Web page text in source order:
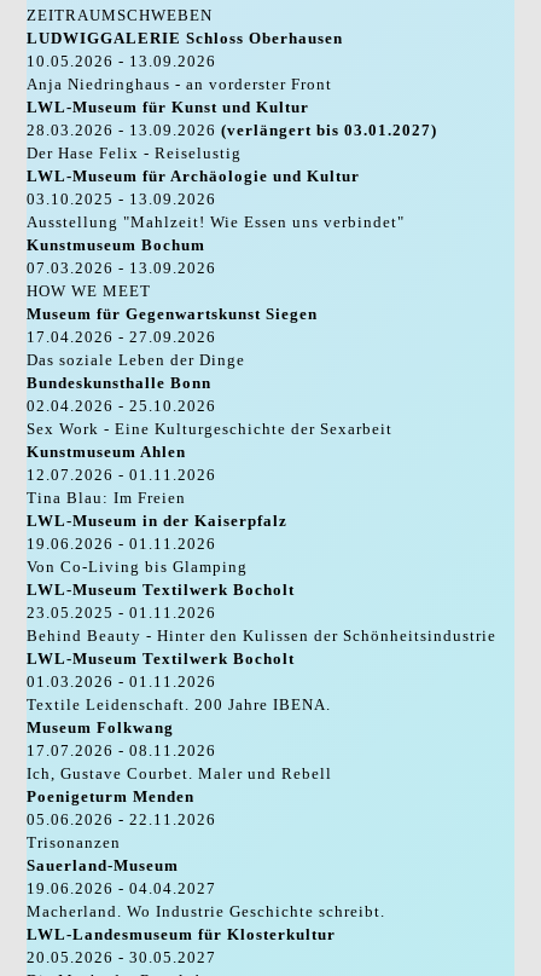
ZEITRAUMSCHWEBEN
LUDWIGGALERIE Schloss Oberhausen
10.05.2026 - 13.09.2026
Anja Niedringhaus - an vorderster Front
LWL-Museum für Kunst und Kultur
28.03.2026 - 13.09.2026(verlängert bis 03.01.2027)
Der Hase Felix - Reiselustig
LWL-Museum für Archäologie und Kultur
03.10.2025 - 13.09.2026
Ausstellung "Mahlzeit! Wie Essen uns verbindet"
Kunstmuseum Bochum
07.03.2026 - 13.09.2026
HOW WE MEET
Museum für Gegenwartskunst Siegen
17.04.2026 - 27.09.2026
Das soziale Leben der Dinge
Bundeskunsthalle Bonn
02.04.2026 - 25.10.2026
Sex Work - Eine Kulturgeschichte der Sexarbeit
Kunstmuseum Ahlen
12.07.2026 - 01.11.2026
Tina Blau: Im Freien
LWL-Museum in der Kaiserpfalz
19.06.2026 - 01.11.2026
Von Co-Living bis Glamping
LWL-Museum Textilwerk Bocholt
23.05.2025 - 01.11.2026
Behind Beauty - Hinter den Kulissen der Schönheitsindustrie
LWL-Museum Textilwerk Bocholt
01.03.2026 - 01.11.2026
Textile Leidenschaft. 200 Jahre IBENA.
Museum Folkwang
17.07.2026 - 08.11.2026
Ich, Gustave Courbet. Maler und Rebell
Poenigeturm Menden
05.06.2026 - 22.11.2026
Trisonanzen
Sauerland-Museum
19.06.2026 - 04.04.2027
Macherland. Wo Industrie Geschichte schreibt.
LWL-Landesmuseum für Klosterkultur
20.05.2026 - 30.05.2027